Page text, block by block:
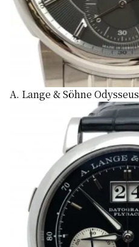
A. Lange & Söhne Odysseus